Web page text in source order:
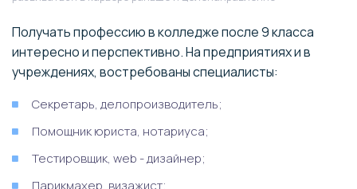
Получать профессию в колледже после 9 класса
интересно и перспективно. На предприятиях и в
учреждениях, востребованы специалисты:
Секретарь, делопроизводитель;
Помощник юриста, нотариуса;
Тестировщик, web - дизайнер;
Парикмахер, визажист;